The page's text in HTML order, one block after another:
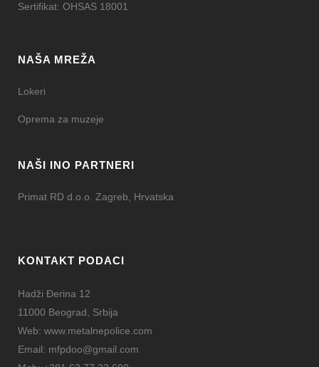
Sertifikat: OHSAS 18001
NAŠA MREŽA
Lokeri
Oprema za muzeje
NAŠI INO PARTNERI
Primat RD d.o.o. Zagreb, Hrvatska
KONTAKT PODACI
Hadži Đerina 12
11000 Beograd, Srbija
Web: www.metalnepolice.com
Email: mfpdoo@gmail.com